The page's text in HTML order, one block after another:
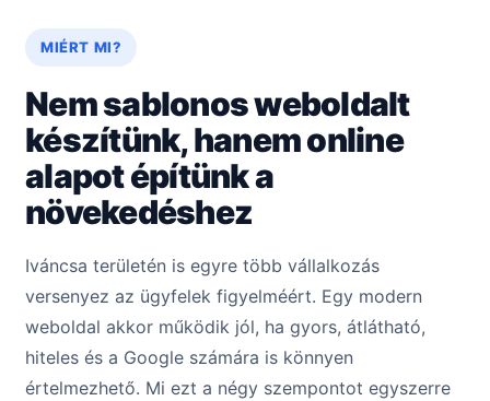
MIÉRT MI?
Nem sablonos weboldalt
készítünk, hanem online
alapot építünk a
növekedéshez
Iváncsa területén is egyre több vállalkozás
versenyez az ügyfelek figyelméért. Egy modern
weboldal akkor működik jól, ha gyors, átlátható,
hiteles és a Google számára is könnyen
értelmezhető. Mi ezt a négy szempontot egyszerre